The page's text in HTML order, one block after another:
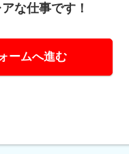
な仕事です！
ームへ進む